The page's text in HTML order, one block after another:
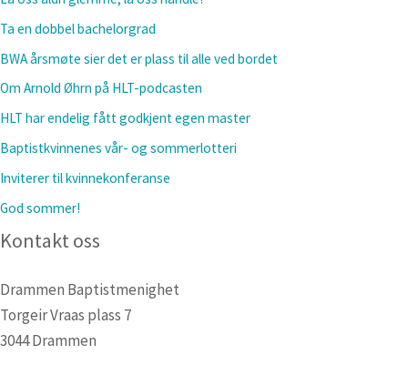
Ta en dobbel bachelorgrad
BWA årsmøte sier det er plass til alle ved bordet
Om Arnold Øhrn på HLT-podcasten
HLT har endelig fått godkjent egen master
Baptistkvinnenes vår- og sommerlotteri
Inviterer til kvinnekonferanse
God sommer!
Kontakt oss
Drammen Baptistmenighet
Torgeir Vraas plass 7
3044 Drammen